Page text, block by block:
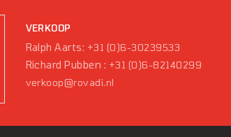
VERKOOP
Ralph Aarts: +31 (0)6-30239533
Richard Pubben : +31 (0)6-82140299
verkoop@rovadi.nl